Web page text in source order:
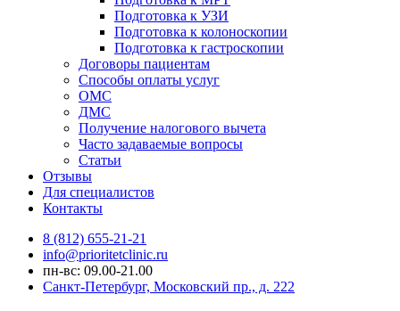
Подготовка к УЗИ
Подготовка к колоноскопии
Подготовка к гастроскопии
Договоры пациентам
Способы оплаты услуг
ОМС
ДМС
Получение налогового вычета
Часто задаваемые вопросы
Статьи
Отзывы
Для специалистов
Контакты
8 (812) 655-21-21
info@prioritetclinic.ru
пн-вс: 09.00-21.00
Санкт-Петербург, Московский пр., д. 222